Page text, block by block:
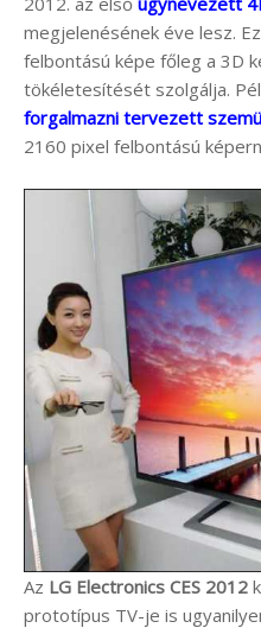
megjelenésének éve lesz.
felbontású képe főleg a 3D
tökéletesítését szolgálja.
forgalmazni tervezett
2160 pixel felbontású
Az LG Electronics CES 2012
prototípus TV-je is